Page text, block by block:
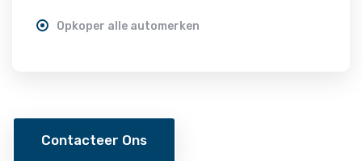
Opkoper alle automerken
Contacteer Ons